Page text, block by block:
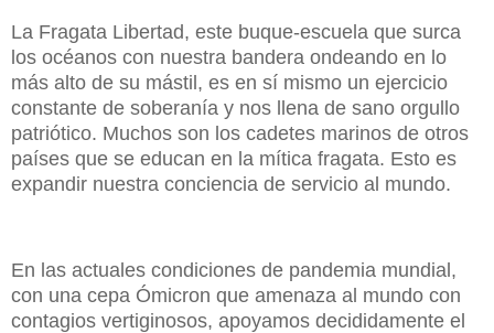
La Fragata Libertad, este buque-escuela que surca
los océanos con nuestra bandera ondeando en lo
más alto de su mástil, es en sí mismo un ejercicio
constante de soberanía y nos llena de sano orgullo
patriótico. Muchos son los cadetes marinos de otros
países que se educan en la mítica fragata. Esto es
expandir nuestra conciencia de servicio al mundo.
En las actuales condiciones de pandemia mundial,
con una cepa Ómicron que amenaza al mundo con
contagios vertiginosos, apoyamos decididamente el